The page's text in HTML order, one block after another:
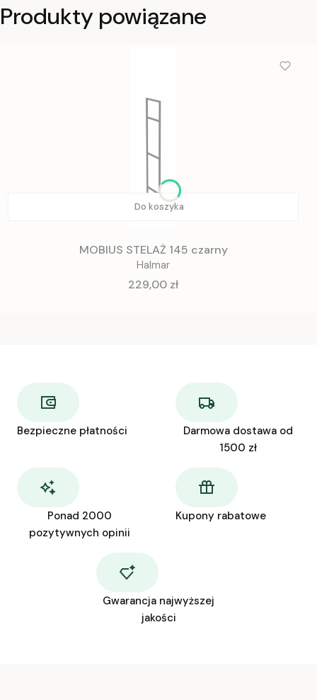
Produkty powiązane
Do koszyka
MOBIUS STELAŻ 145 czarny
Halmar
Cena
229,00 zł
Bezpieczne płatności
Darmowa dostawa od
1500 zł
Ponad 2000
pozytywnych opinii
Kupony rabatowe
Gwarancja najwyższej
jakości